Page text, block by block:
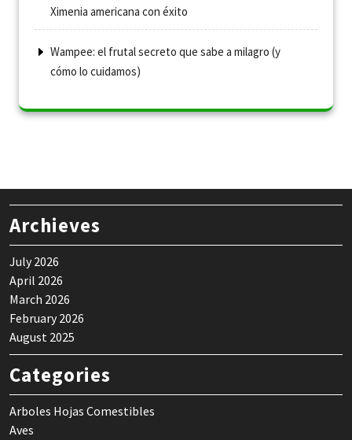
Ximenia americana con éxito
Wampee: el frutal secreto que sabe a milagro (y
cómo lo cuidamos)
Archieves
July 2026
April 2026
March 2026
February 2026
August 2025
Categories
Arboles Hojas Comestibles
Aves